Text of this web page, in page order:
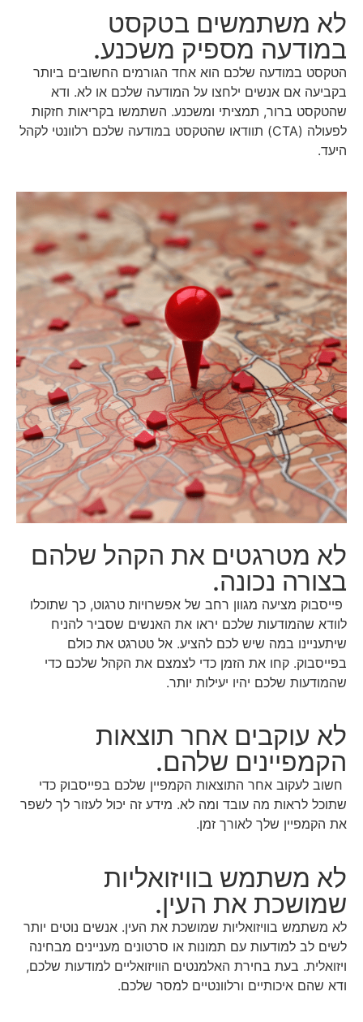
לא משתמשים בטקסט
במודעה מספיק משכנע.
הטקסט במודעה שלכם הוא אחד הגורמים החשובים ביותר
בקביעה אם אנשים ילחצו על המודעה שלכם או לא. ודא
שהטקסט ברור, תמציתי ומשכנע. השתמשו בקריאות חזקות
לפעולה (CTA) תוודאו שהטקסט במודעה שלכם רלוונטי לקהל
היעד.
לא מטרגטים את הקהל שלהם
בצורה נכונה.
פייסבוק מציעה מגוון רחב של אפשרויות טרגוט, כך שתוכלו
לוודא שהמודעות שלכם יראו את האנשים שסביר להניח
שיתעניינו במה שיש לכם להציע. אל טטרגט את כולם
בפייסבוק. קחו את הזמן כדי לצמצם את הקהל שלכם כדי
שהמודעות שלכם יהיו יעילות יותר.
לא עוקבים אחר תוצאות
הקמפיינים שלהם.
חשוב לעקוב אחר התוצאות הקמפיין שלכם בפייסבוק כדי
שתוכל לראות מה עובד ומה לא. מידע זה יכול לעזור לך לשפר
את הקמפיין שלך לאורך זמן.
לא משתמש בוויזואליות
שמושכת את העין.
לא משתמש בוויזואליות שמושכת את העין. אנשים נוטים יותר
לשים לב למודעות עם תמונות או סרטונים מעניינים מבחינה
ויזואלית. בעת בחירת האלמנטים הוויזואליים למודעות שלכם,
ודא שהם איכותיים ורלוונטיים למסר שלכם.